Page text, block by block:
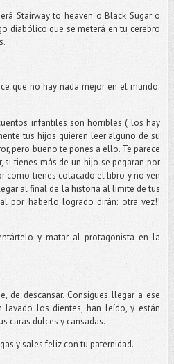
Stairway to heaven o Black Sugar o
diabólico que se meterá en tu cerebro
que no hay nada mejor en el mundo.
infantiles son horribles ( los hay
tus hijos quieren leer alguno de su
pero bueno te pones a ello. Te parece
tienes más de un hijo se pegaran por
como tienes colacado el libro y no ven
al final de la historia al límite de tus
por haberlo logrado dirán: otra vez!!
y matar al protagonista en la
de descansar. Consigues llegar a ese
lavado los dientes, han leído, y están
caras dulces y cansadas.
y sales feliz con tu paternidad.